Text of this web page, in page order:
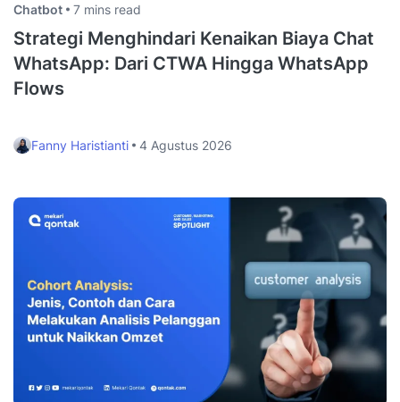
Chatbot 7 mins read
Strategi Menghindari Kenaikan Biaya Chat
WhatsApp: Dari CTWA Hingga WhatsApp
Flows
Fanny Haristianti 4 Agustus 2026